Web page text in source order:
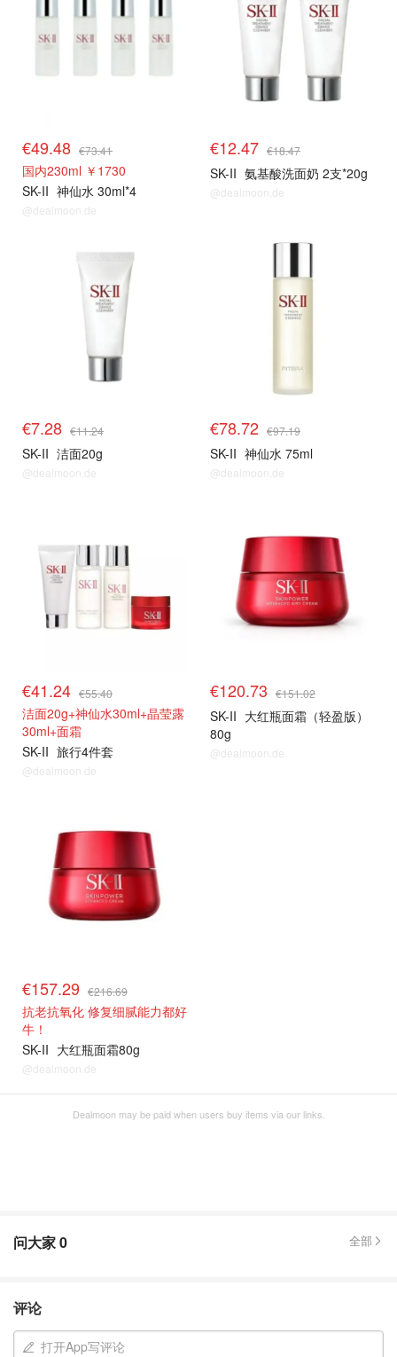
€49.48 €73.41
国内230ml ￥1730
SK-II 神仙水 30ml*4
@dealmoon.de
€12.47 €18.47
SK-II 氨基酸洗面奶 2支*20g
@dealmoon.de
€7.28 €11.24
SK-II 洁面20g
@dealmoon.de
€78.72 €97.19
SK-II 神仙水 75ml
@dealmoon.de
€41.24 €55.40
洁面20g+神仙水30ml+晶莹露
30ml+面霜
SK-II 旅行4件套
@dealmoon.de
€120.73 €151.02
SK-II 大红瓶面霜（轻盈版）
80g
@dealmoon.de
€157.29 €216.69
抗老抗氧化 修复细腻能力都好
牛！
SK-II 大红瓶面霜80g
@dealmoon.de
Dealmoon may be paid when users buy items via our links.
问大家0 全部
评论
打开App写评论